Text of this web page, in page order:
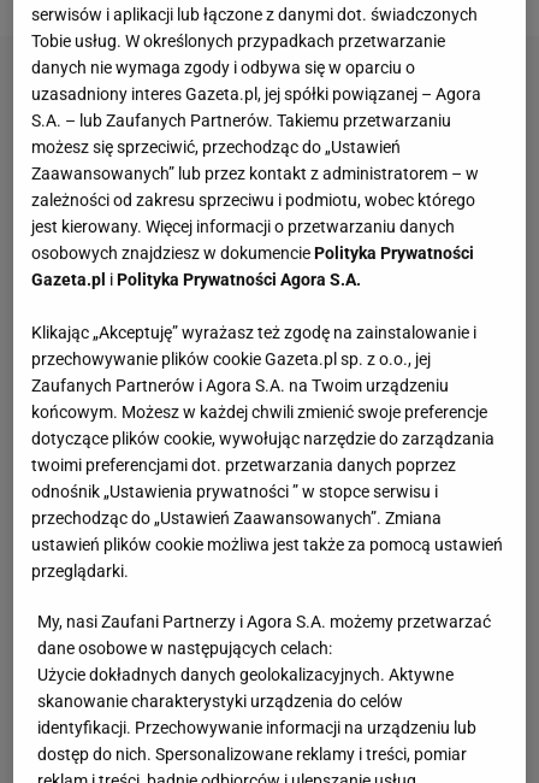
serwisów i aplikacji lub łączone z danymi dot. świadczonych
Tobie usług. W określonych przypadkach przetwarzanie
danych nie wymaga zgody i odbywa się w oparciu o
uzasadniony interes Gazeta.pl, jej spółki powiązanej – Agora
S.A. – lub Zaufanych Partnerów. Takiemu przetwarzaniu
możesz się sprzeciwić, przechodząc do „Ustawień
Zaawansowanych” lub przez kontakt z administratorem – w
zależności od zakresu sprzeciwu i podmiotu, wobec którego
jest kierowany. Więcej informacji o przetwarzaniu danych
osobowych znajdziesz w dokumenciePolityka Prywatności
Gazeta.pl iPolityka Prywatności Agora S.A.
Klikając „Akceptuję” wyrażasz też zgodę na zainstalowanie i
przechowywanie plików cookie Gazeta.pl sp. z o.o., jej
Zaufanych Partnerów i Agora S.A. na Twoim urządzeniu
końcowym. Możesz w każdej chwili zmienić swoje preferencje
dotyczące plików cookie, wywołując narzędzie do zarządzania
twoimi preferencjami dot. przetwarzania danych poprzez
odnośnik „Ustawienia prywatności ” w stopce serwisu i
przechodząc do „Ustawień Zaawansowanych”. Zmiana
ustawień plików cookie możliwa jest także za pomocą ustawień
przeglądarki.
My, nasi Zaufani Partnerzy i Agora S.A. możemy przetwarzać
dane osobowe w następujących celach:
Użycie dokładnych danych geolokalizacyjnych. Aktywne
skanowanie charakterystyki urządzenia do celów
identyfikacji. Przechowywanie informacji na urządzeniu lub
dostęp do nich. Spersonalizowane reklamy i treści, pomiar